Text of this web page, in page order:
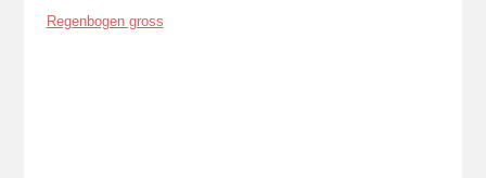
Regenbogen gross